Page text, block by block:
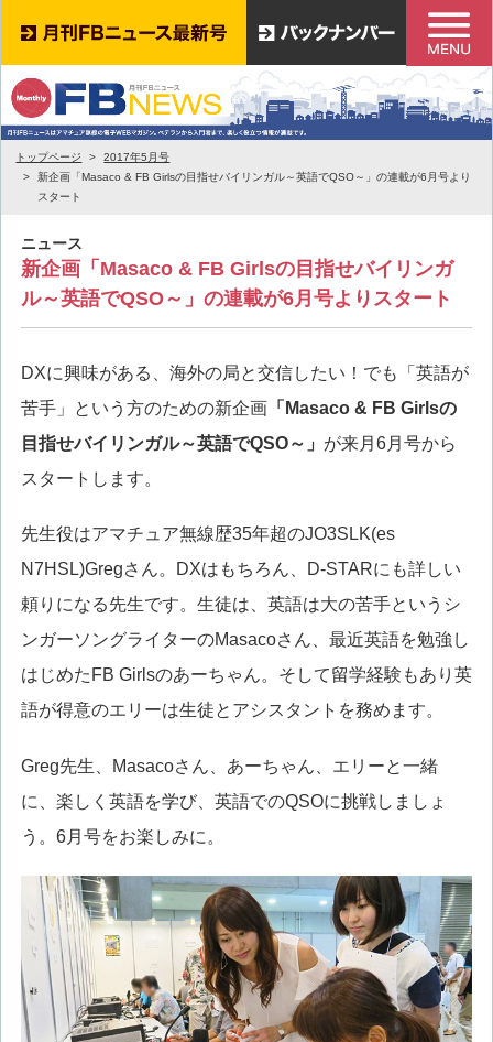
トップページ
2017年5月号
新企画「Masaco & FB Girlsの目指せバイリンガル～英語でQSO～」の連載が6月号より
スタート
ニュース
新企画「Masaco & FB Girlsの目指せバイリンガ
ル～英語でQSO～」の連載が6月号よりスタート
DXに興味がある、海外の局と交信したい！でも「英語が
苦手」という方のための新企画「Masaco & FB Girlsの
目指せバイリンガル～英語でQSO～」 が来月6月号から
スタートします。
先生役はアマチュア無線歴35年超のJO3SLK(es
N7HSL)Gregさん。DXはもちろん、D-STARにも詳しい
頼りになる先生です。生徒は、英語は大の苦手というシ
ンガーソングライターのMasacoさん、最近英語を勉強し
はじめたFB Girlsのあーちゃん。そして留学経験もあり英
語が得意のエリーは生徒とアシスタントを務めます。
Greg先生、Masacoさん、あーちゃん、エリーと一緒
に、楽しく英語を学び、英語でのQSOに挑戦しましょ
う。6月号をお楽しみに。